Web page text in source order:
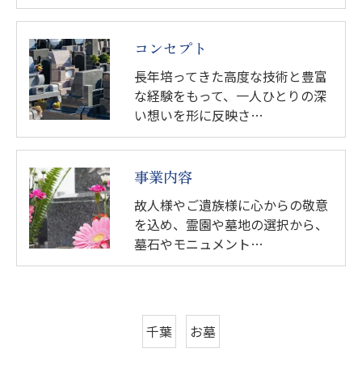
コンセプト
長年培ってきた高度な技術と豊富
な経験をもって、一人ひとりの深
い想いを形に反映さ…
事業内容
故人様やご遺族様に心からの敬意
を込め、霊園や墓地の選択から、
墓石やモニュメント…
千葉 お墓